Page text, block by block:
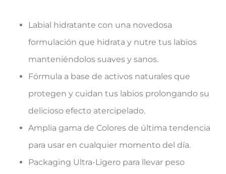
Labial hidratante con una novedosa
formulación que hidrata y nutre tus labios
manteniéndolos suaves y sanos.
Fórmula a base de activos naturales que
protegen y cuidan tus labios prolongando su
delicioso efecto atercipelado.
Amplia gama de Colores de última tendencia
para usar en cualquier momento del día.
Packaging Ultra-Ligero para llevar peso